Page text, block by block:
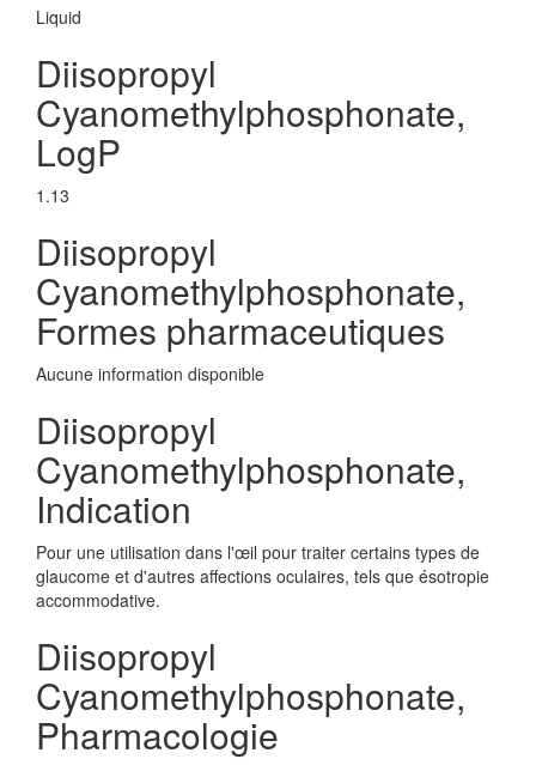
Liquid
Diisopropyl
Cyanomethylphosphonate,
LogP
1.13
Diisopropyl
Cyanomethylphosphonate,
Formes pharmaceutiques
Aucune information disponible
Diisopropyl
Cyanomethylphosphonate,
Indication
Pour une utilisation dans l'œil pour traiter certains types de
glaucome et d'autres affections oculaires, tels que ésotropie
accommodative.
Diisopropyl
Cyanomethylphosphonate,
Pharmacologie